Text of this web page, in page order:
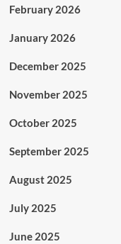
February 2026
January 2026
December 2025
November 2025
October 2025
September 2025
August 2025
July 2025
June 2025